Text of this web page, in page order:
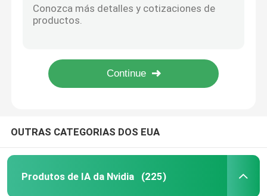
módulo de 10G SFP
Módulo FC SFP em brocado
OUTRAS CATEGORIAS DOS EUA
Produtos de IA da Nvidia (225)